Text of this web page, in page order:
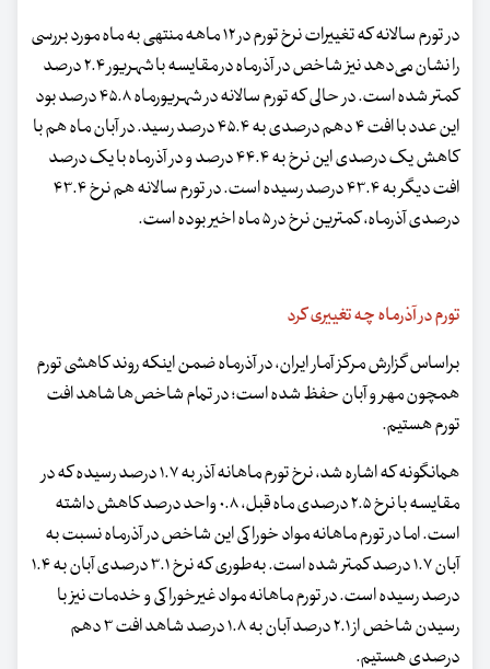
در تورم سالانه که تغییرات نرخ تورم در ۱۲ ماهه منتهی به ماه مورد بررسی
را نشان می‌دهد نیز شاخص در آذرماه در مقایسه با شهریور ۲.۴ درصد
کمتر شده است. در حالی که تورم سالانه در شهریورماه ۴۵.۸ درصد بود
این عدد با افت ۴ دهم درصدی به ۴۵.۴ درصد رسید. در آبان‌ ماه هم با
کاهش یک درصدی این نرخ به ۴۴.۴ درصد و در آذرماه با یک درصد
افت دیگر به ۴۳.۴ درصد رسیده است. در تورم سالانه هم نرخ ۴۳.۴
درصدی آذرماه، کمترین نرخ در ۵ ماه اخیر بوده است.
تورم در آذرماه چه تغییری کرد
براساس گزارش مرکز آمار ایران، در آذرماه ضمن اینکه روند کاهشی تورم
همچون مهر و آبان حفظ شده است؛ در تمام شاخص‌ها شاهد افت
تورم هستیم.
همانگونه که اشاره شد، نرخ تورم ماهانه آذر به ١.٧ درصد رسیده که در
مقایسه با نرخ ۲.۵ درصدی ماه قبل، ٠.٨ واحد درصد کاهش داشته
است. اما در تورم ماهانه مواد خوراکی این شاخص در آذرماه نسبت به
آبان ۱.۷ درصد کمتر شده است. به‌طوری که نرخ ۳.۱ درصدی آبان به ۱.۴
درصد رسیده است. در تورم ماهانه مواد غیرخوراکی و خدمات نیز با
رسیدن شاخص از ۲.۱ درصد آبان به ۱.۸ درصد شاهد افت ۳ دهم
درصدی هستیم.